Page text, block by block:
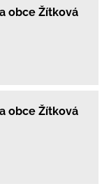
obce Žítková
obce Žítková